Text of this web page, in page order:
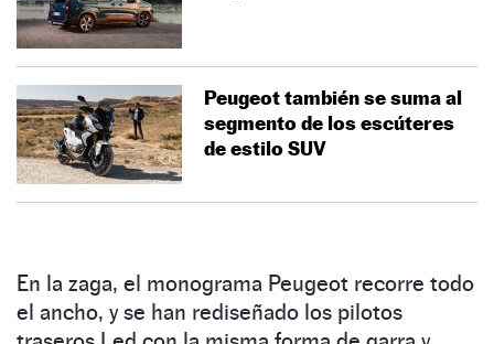
Peugeot también se suma al
segmento de los escúteres
de estilo SUV
En la zaga, el monograma Peugeot recorre todo
el ancho, y se han rediseñado los pilotos